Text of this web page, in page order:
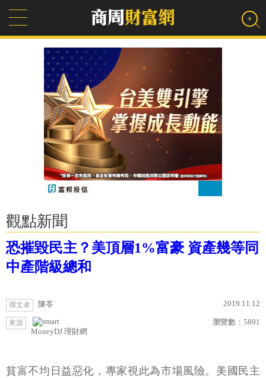
觀點新聞
恐摧毀民主？美頂層1%富豪 資產幾等同
中產階級總和
撰文者 陳苓 2019.11.12
來源
MoneyDJ 理財網
瀏覽數： 5891
貧富不均日益惡化，專家視此為市場風險。美國民主